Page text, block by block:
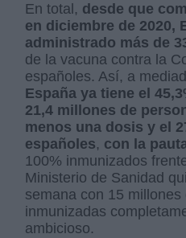
En total, desde que
en diciembre de 2020,
administrado más de
de la vacuna contra la
españoles. Así, a
España ya tiene el
21,4 millones de
menos una dosis y el
españoles, con la
100% inmunizados
Ministerio de Sanidad
semana con 15 millones
inmunizadas
ambicioso.